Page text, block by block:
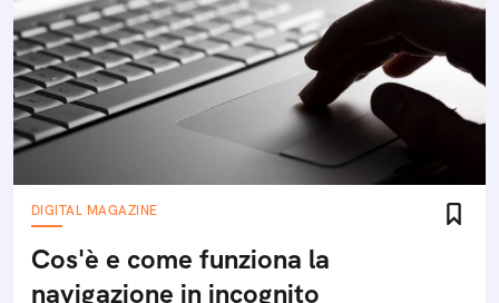
DIGITAL MAGAZINE
Cos'è e come funziona la
navigazione in incognito